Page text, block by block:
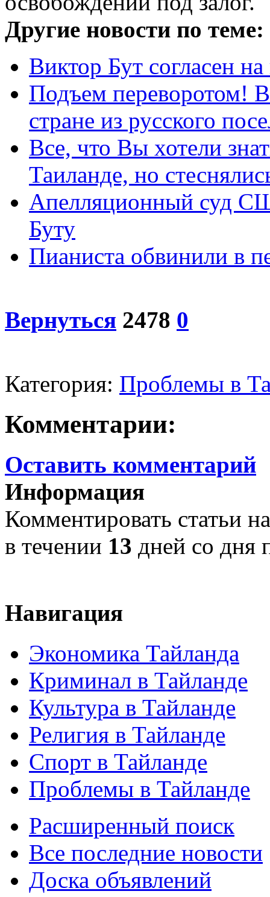
Другие новости по теме:
Виктор Бут согласен
Подъем переворотом!
стране из русского
Все, что Вы хотели
Таиланде, но
Апелляционный суд
Буту
Пианиста обвинили в
Вернуться 2478 0
Категория: Проблемы в
Комментарии:
Оставить комментарий
Информация
Комментировать статьи
в течении 13 дней со дня
Навигация
Экономика Тайланда
Криминал в Тайланде
Культура в Тайланде
Религия в Тайланде
Спорт в Тайланде
Проблемы в Тайланде
Расширенный поиск
Все последние новости
Доска объявлений